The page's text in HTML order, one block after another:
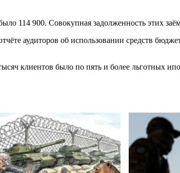
114 900. Совокупная задолженность этих
аудиторов об использовании средств
клиентов было по пять и более льготных